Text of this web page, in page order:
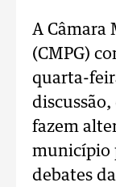
A Câmara
(CMPG)
quarta-
fazem
município
debates